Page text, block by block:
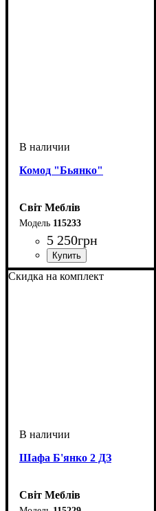
Комод "Бьянко"
Світ Меблів
115233
5 250грн
ширина, мм: 1050
высота, мм: 835
глубина, мм: 406
Скидка на комплект
Шафа Б'янко 2 ДЗ
Світ Меблів